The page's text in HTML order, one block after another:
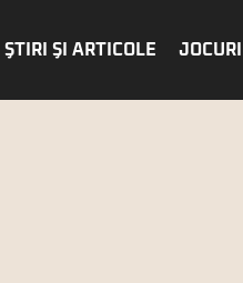
ŞTIRI ŞI ARTICOLE JOCURI